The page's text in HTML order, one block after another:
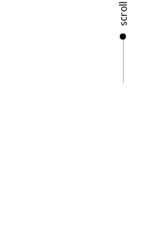
scroll